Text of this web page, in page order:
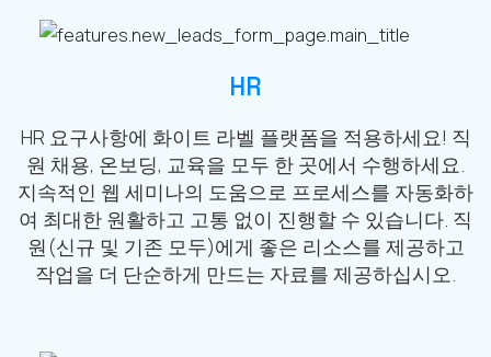
HR
HR 요구사항에 화이트 라벨 플랫폼을 적용하세요! 직
원 채용, 온보딩, 교육을 모두 한 곳에서 수행하세요.
지속적인 웹 세미나의 도움으로 프로세스를 자동화하
여 최대한 원활하고 고통 없이 진행할 수 있습니다. 직
원(신규 및 기존 모두)에게 좋은 리소스를 제공하고
작업을 더 단순하게 만드는 자료를 제공하십시오.